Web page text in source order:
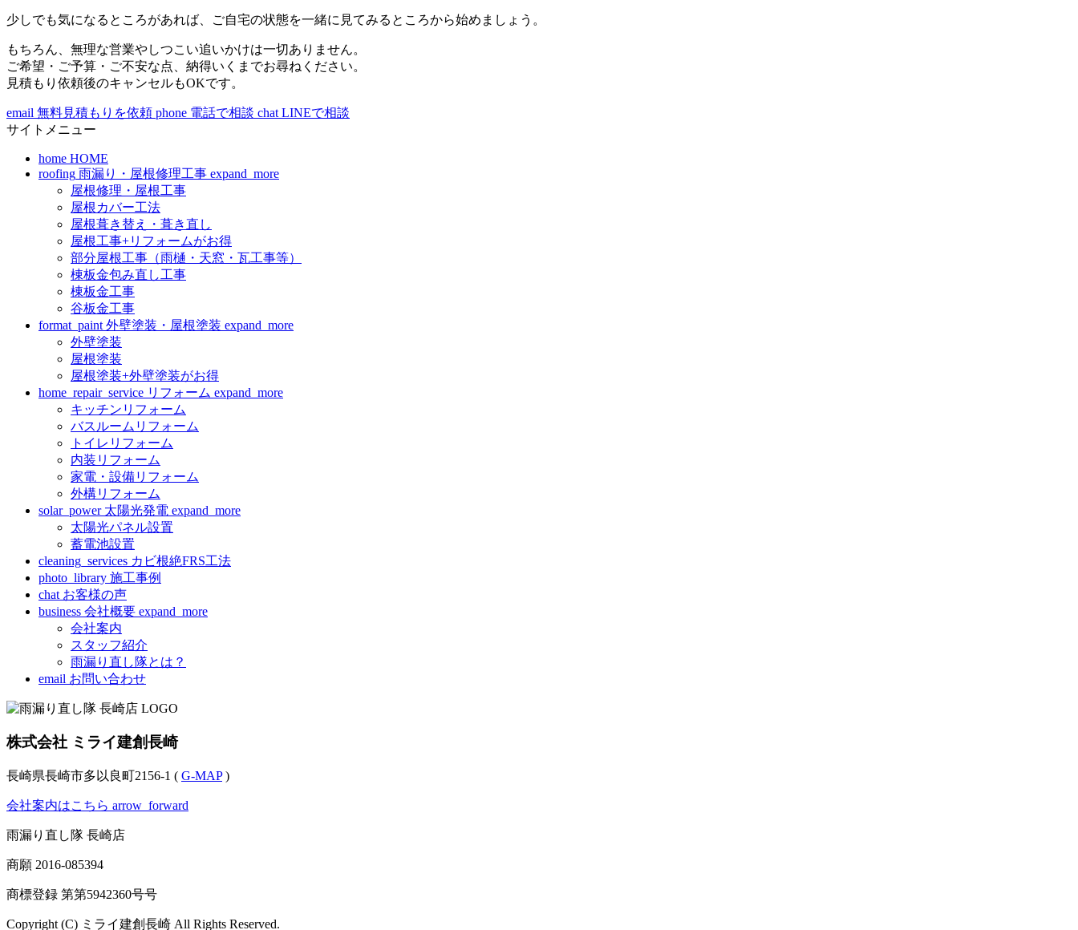
少しでも気になるところがあれば、ご自宅の状態を一緒に見てみるところから始めましょう。
もちろん、無理な営業やしつこい追いかけは一切ありません。
ご希望・ご予算・ご不安な点、納得いくまでお尋ねください。
見積もり依頼後のキャンセルもOKです。
email 無料見積もりを依頼 phone 電話で相談 chat LINEで相談
サイトメニュー
home HOME
roofing 雨漏り・屋根修理工事 expand_more
屋根修理・屋根工事
屋根カバー工法
屋根葺き替え・葺き直し
屋根工事+リフォームがお得
部分屋根工事（雨樋・天窓・瓦工事等）
棟板金包み直し工事
棟板金工事
谷板金工事
format_paint 外壁塗装・屋根塗装 expand_more
外壁塗装
屋根塗装
屋根塗装+外壁塗装がお得
home_repair_service リフォーム expand_more
キッチンリフォーム
バスルームリフォーム
トイレリフォーム
内装リフォーム
家電・設備リフォーム
外構リフォーム
solar_power 太陽光発電 expand_more
太陽光パネル設置
蓄電池設置
cleaning_services カビ根絶FRS工法
photo_library 施工事例
chat お客様の声
business 会社概要 expand_more
会社案内
スタッフ紹介
雨漏り直し隊とは？
email お問い合わせ
株式会社 ミライ建創長崎
長崎県長崎市多以良町2156-1 ( G-MAP)
会社案内はこちら arrow_forward
雨漏り直し隊 長崎店
商願 2016-085394
商標登録 第第5942360号号
Copyright (C) ミライ建創長崎 All Rights Reserved.